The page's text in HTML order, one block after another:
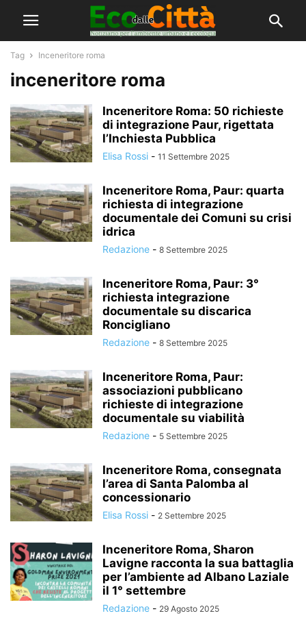
Tag Inceneritore roma
inceneritore roma
Inceneritore Roma: 50 richieste
di integrazione Paur, rigettata
l’Inchiesta Pubblica
Elisa Rossi - 11 Settembre 2025
Inceneritore Roma, Paur: quarta
richiesta di integrazione
documentale dei Comuni su crisi
idrica
Redazione - 8 Settembre 2025
Inceneritore Roma, Paur: 3°
richiesta integrazione
documentale su discarica
Roncigliano
Redazione - 8 Settembre 2025
Inceneritore Roma, Paur:
associazioni pubblicano
richieste di integrazione
documentale su viabilità
Redazione - 5 Settembre 2025
Inceneritore Roma, consegnata
l’area di Santa Palomba al
concessionario
Elisa Rossi - 2 Settembre 2025
Inceneritore Roma, Sharon
Lavigne racconta la sua battaglia
per l’ambiente ad Albano Laziale
il 1° settembre
Redazione - 29 Agosto 2025